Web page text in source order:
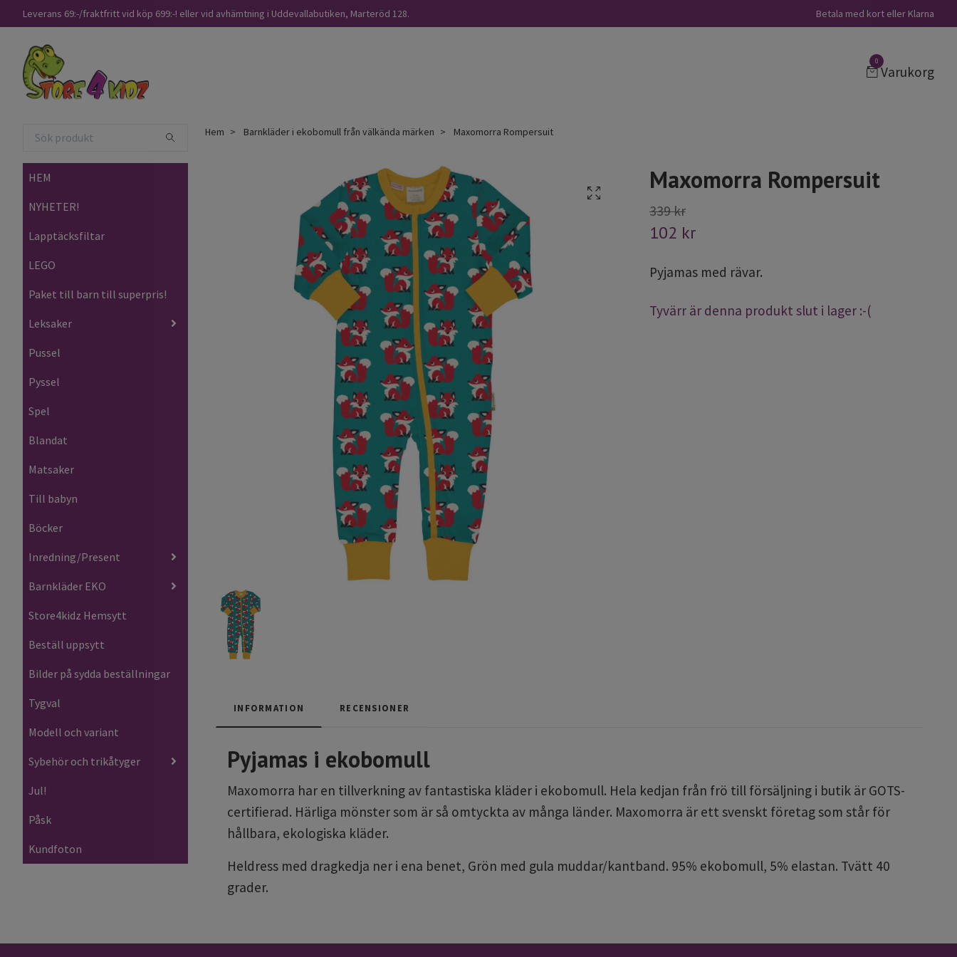
Leverans 69:-/fraktfritt vid köp 699:-! eller vid avhämtning i Uddevallabutiken, Marteröd 128. Betala med kort eller Klarna
0
Varukorg
HEM
NYHETER!
Lapptäcksfiltar
LEGO
Paket till barn till superpris!
Leksaker
Pussel
Pyssel
Spel
Blandat
Matsaker
Till babyn
Böcker
Inredning/Present
Barnkläder EKO
Store4kidz Hemsytt
Beställ uppsytt
Bilder på sydda beställningar
Tygval
Modell och variant
Sybehör och trikåtyger
Jul!
Påsk
Kundfoton
Hem Barnkläder i ekobomull från välkända märken Maxomorra Rompersuit
Maxomorra Rompersuit
339 kr
102 kr
Pyjamas med rävar.
Tyvärr är denna produkt slut i lager :-(
INFORMATION RECENSIONER
Pyjamas i ekobomull
Maxomorra har en tillverkning av fantastiska kläder i ekobomull. Hela kedjan från frö till försäljning i butik är GOTS-
certifierad. Härliga mönster som är så omtyckta av många länder. Maxomorra är ett svenskt företag som står för
hållbara, ekologiska kläder.
Heldress med dragkedja ner i ena benet, Grön med gula muddar/kantband. 95% ekobomull, 5% elastan. Tvätt 40
grader.